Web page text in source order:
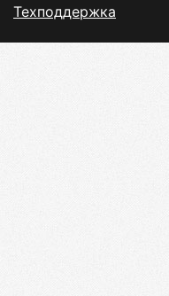
Техподдержка